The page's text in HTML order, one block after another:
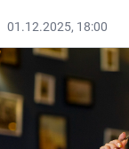
01.12.2025, 18:00